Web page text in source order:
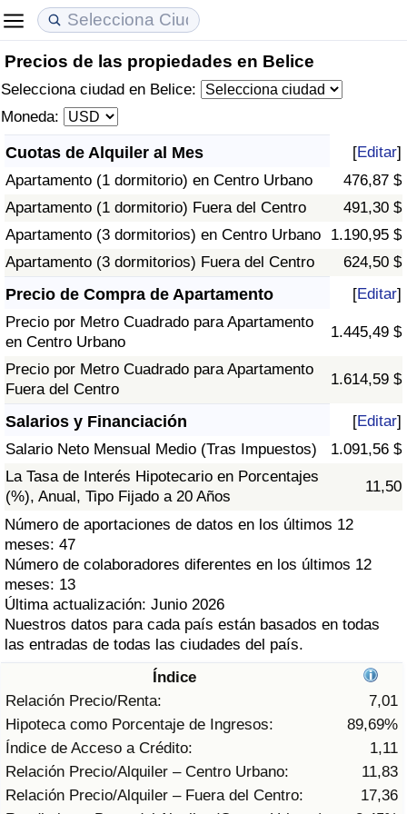
Precios de las propiedades en Belice
Selecciona ciudad en Belice:
Moneda:
Cuotas de Alquiler al Mes [Editar]
Apartamento (1 dormitorio) en Centro Urbano
476,87 $
Apartamento (1 dormitorio) Fuera del Centro
491,30 $
Apartamento (3 dormitorios) en Centro Urbano
1.190,95 $
Apartamento (3 dormitorios) Fuera del Centro
624,50 $
Precio de Compra de Apartamento [Editar]
Precio por Metro Cuadrado para Apartamento
en Centro Urbano
1.445,49 $
Precio por Metro Cuadrado para Apartamento
Fuera del Centro
1.614,59 $
Salarios y Financiación [Editar]
Salario Neto Mensual Medio (Tras Impuestos)
1.091,56 $
La Tasa de Interés Hipotecario en Porcentajes
(%), Anual, Tipo Fijado a 20 Años
11,50
Número de aportaciones de datos en los últimos 12
meses: 47
Número de colaboradores diferentes en los últimos 12
meses: 13
Última actualización: Junio 2026
Nuestros datos para cada país están basados en todas
las entradas de todas las ciudades del país.
Índice
Relación Precio/Renta:
7,01
Hipoteca como Porcentaje de Ingresos:
89,69%
Índice de Acceso a Crédito:
1,11
Relación Precio/Alquiler – Centro Urbano:
11,83
Relación Precio/Alquiler – Fuera del Centro:
17,36
Coste de vida
Índice de Costo de Vida (Actual)
Índice de Costo de Vida
Índice de costo de vida por país
en aqaba
Precios de las propiedades
Índice de Precios de Inmuebles (Actual)
Índice de Precios de Inmuebles
Índice de Precios de Inmuebles por País
Calidad de Vida
Índice de Calidad de Vida
Índice de Calidad de Vida (Actual)
Índice de calidad de vida por país
Delincuencia
Calificación del Índice de Criminalidad
(Actual)
Índice de Criminalidad
Índice de criminalidad por país
Índice de Sanidad (Actual)
Índice de Sanidad
Índice de Sanidad por País
Contaminación
Índice de Contaminación (Actual)
Índice de contaminación
Índice de Contaminación por País